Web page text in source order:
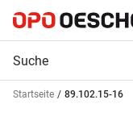
Startseite 89.102.15-16